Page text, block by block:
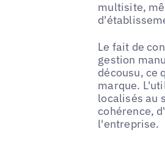
multisite,
Le fait de
gestion
décousu, ce
marque.
localisés au
cohérence,
l'entreprise.